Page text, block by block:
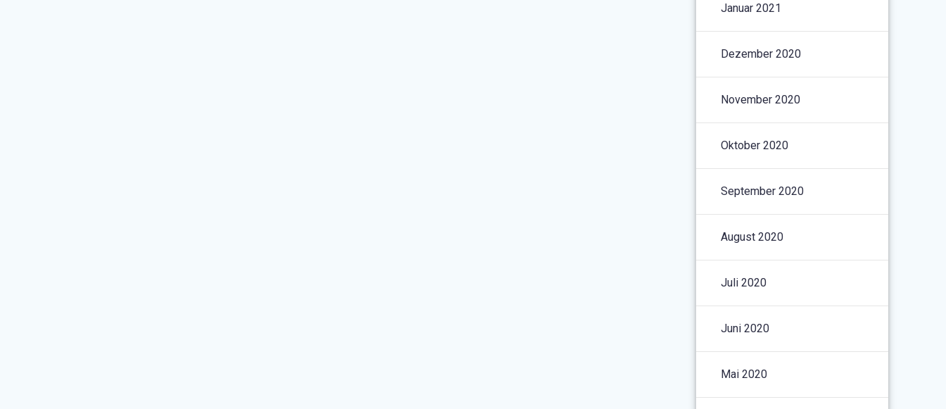
Januar 2021
Dezember 2020
November 2020
Oktober 2020
September 2020
August 2020
Juli 2020
Juni 2020
Mai 2020